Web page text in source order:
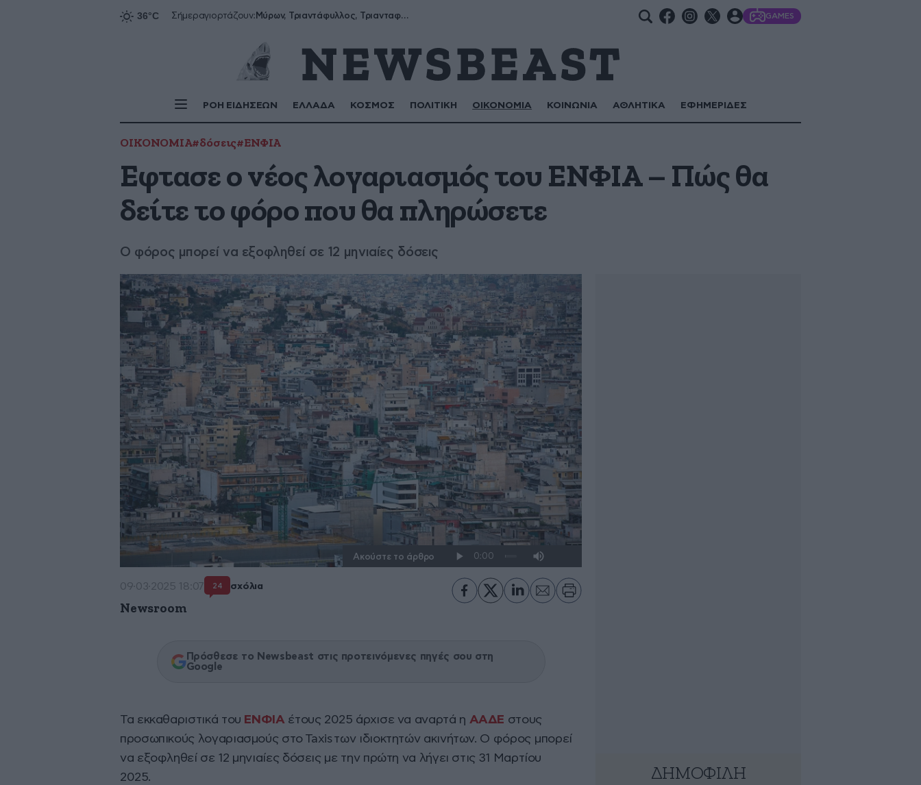
Σήμεραγιορτάζουν: Μύρων, Τριαντάφυλλος, Τριανταφυλλιά, Φυλλιώ, Ρόζα GAMES
ΡΟΗ ΕΙΔΗΣΕΩΝ ΕΛΛΑΔΑ ΚΟΣΜΟΣ ΠΟΛΙΤΙΚΗ ΟΙΚΟΝΟΜΙΑ ΚΟΙΝΩΝΙΑ ΑΘΛΗΤΙΚΑ ΕΦΗΜΕΡΙΔΕΣ
ΟΙΚΟΝΟΜΙΑ#δόσεις#ΕΝΦΙΑ
Εφτασε ο νέος λογαριασμός του ΕΝΦΙΑ – Πώς θα
δείτε το φόρο που θα πληρώσετε
Ο φόρος μπορεί να εξοφληθεί σε 12 μηνιαίες δόσεις
Ακούστε το άρθρο
09·03·2025 18:07 24 σχόλια
Newsroom
Πρόσθεσε το Newsbeast στις προτεινόμενες πηγές σου στη
Google
Τα εκκαθαριστικά του ΕΝΦΙΑ έτους 2025 άρχισε να αναρτά η ΑΑΔΕ στους
προσωπικούς λογαριασμούς στο Taxis των ιδιοκτητών ακινήτων. Ο φόρος μπορεί
να εξοφληθεί σε 12 μηνιαίες δόσεις με την πρώτη να λήγει στις 31 Μαρτίου
2025.
ΔΗΜΟΦΙΛΗ